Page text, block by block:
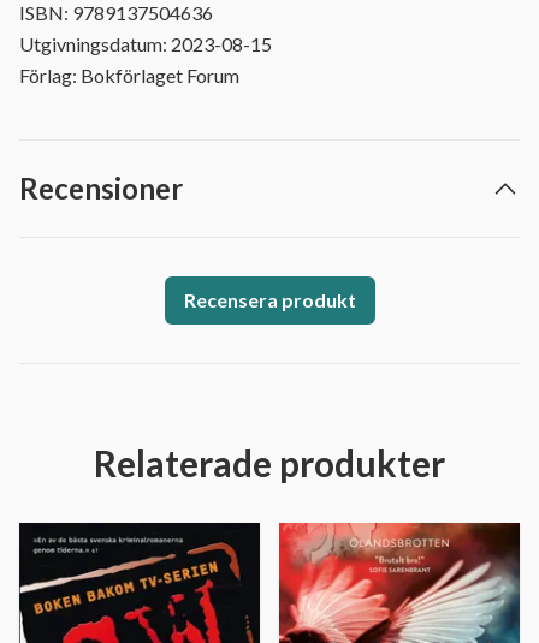
ISBN: 9789137504636
Utgivningsdatum: 2023-08-15
Förlag: Bokförlaget Forum
Recensioner
Recensera produkt
Relaterade produkter